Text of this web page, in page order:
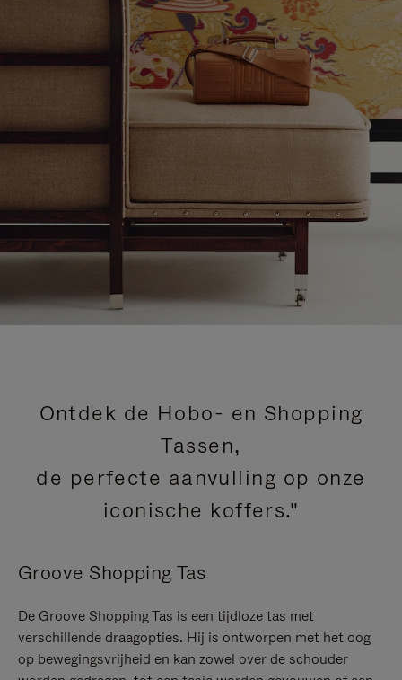
Ontdek de Hobo- en Shopping
Tassen,
de perfecte aanvulling op onze
iconische koffers."
Groove Shopping Tas
De Groove Shopping Tas is een tijdloze tas met
verschillende draagopties. Hij is ontworpen met het oog
op bewegingsvrijheid en kan zowel over de schouder